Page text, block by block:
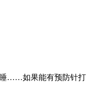
睡……如果能有预防针打